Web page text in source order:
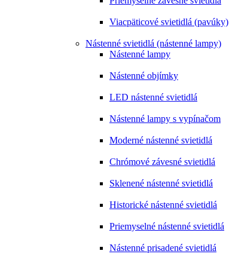
Viacpäticové svietidlá (pavúky)
Nástenné svietidlá (nástenné lampy)
Nástenné lampy
Nástenné objímky
LED nástenné svietidlá
Nástenné lampy s vypínačom
Moderné nástenné svietidlá
Chrómové závesné svietidlá
Sklenené nástenné svietidlá
Historické nástenné svietidlá
Priemyselné nástenné svietidlá
Nástenné prisadené svietidlá